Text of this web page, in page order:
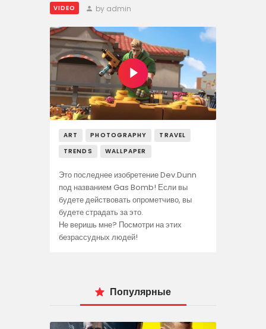
Новости
Статьи
VIDEO by admin
ART PHOTOGRAPHY
TRAVEL
TRENDS
WALLPAPER
Это последнее изобретение Dev.Dunn
под названием Gas Bomb! Если вы
будете действовать опрометчиво, вы
будете страдать за это.
Не веришь мне? Посмотри на этих
безрассудных людей!
Популярные